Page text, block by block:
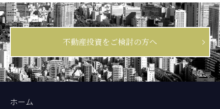
不動産投資をご検討の方へ
ホーム